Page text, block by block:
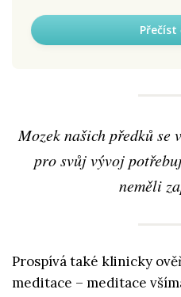
Přečíst
Mozek našich předků
pro svůj vývoj
neměli
Prospívá také klinicky
meditace – meditace